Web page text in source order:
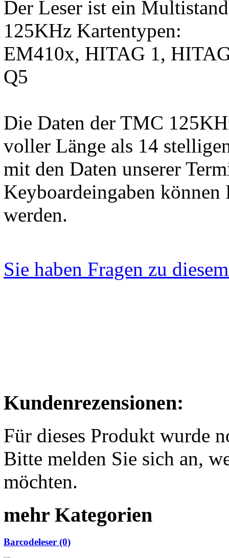
Der Leser ist ein
125KHz Kartentypen:
EM410x, HITAG 1,
Q5
Die Daten der TMC
voller Länge als 14
mit den Daten unserer
Keyboardeingaben
werden.
Sie haben Fragen zu
Kundenrezensionen:
Für dieses Produkt wurde
Bitte melden Sie sich an,
möchten.
mehr Kategorien
Barcodeleser (0)